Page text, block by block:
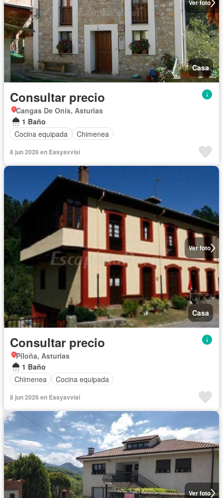
Ver foto
Casa
Consultar precio
Cangas De Onís, Asturias
1 Baño
Cocina equipada
Chimenea
8 jun 2026 en Easyavvisi
Ver foto
Casa
Consultar precio
Piloña, Asturias
1 Baño
Chimenea
Cocina equipada
8 jun 2026 en Easyavvisi
Ver foto